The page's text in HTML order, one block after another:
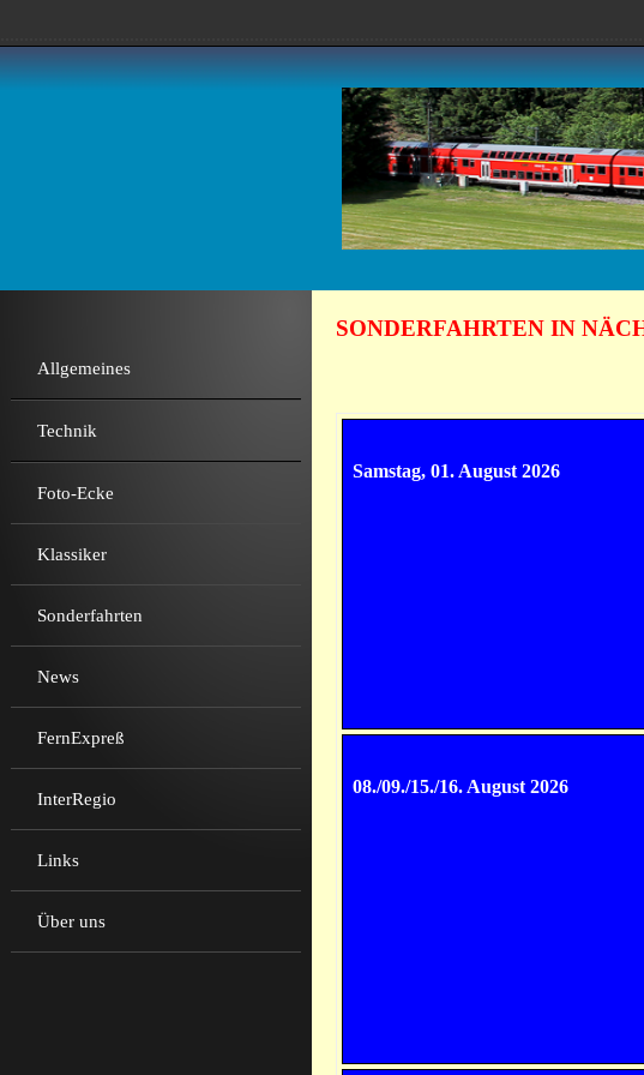
Allgemeines
Technik
Foto-Ecke
Klassiker
Sonderfahrten
News
FernExpreß
InterRegio
Links
Über uns
SONDERFAHRTEN IN
Samstag, 01. August 2026
08./09./15./16. August 2026